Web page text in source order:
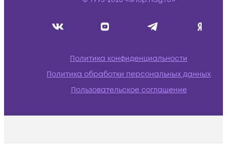
Политика конфиденциальности
Политика обработки персональных данных
Пользовательское соглашение